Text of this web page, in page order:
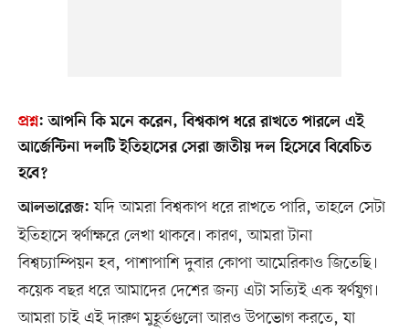
প্রশ্ন:আপনি কি মনে করেন, বিশ্বকাপ ধরে রাখতে পারলে এই
আর্জেন্টিনা দলটি ইতিহাসের সেরা জাতীয় দল হিসেবে বিবেচিত
হবে?
আলভারেজ: যদি আমরা বিশ্বকাপ ধরে রাখতে পারি, তাহলে সেটা
ইতিহাসে স্বর্ণাক্ষরে লেখা থাকবে। কারণ, আমরা টানা
বিশ্বচ্যাম্পিয়ন হব, পাশাপাশি দুবার কোপা আমেরিকাও জিতেছি।
কয়েক বছর ধরে আমাদের দেশের জন্য এটা সত্যিই এক স্বর্ণযুগ।
আমরা চাই এই দারুণ মুহূর্তগুলো আরও উপভোগ করতে, যা